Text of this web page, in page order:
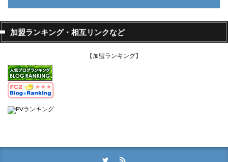
加盟ランキング・相互リンクなど
【加盟ランキング】